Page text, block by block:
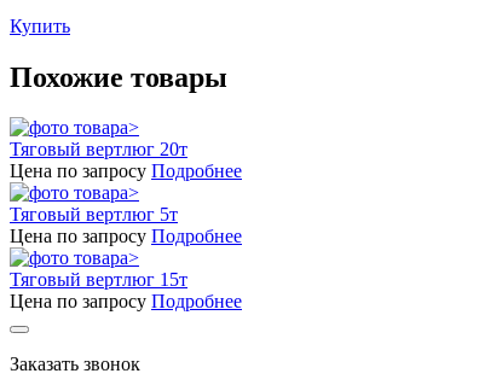
Купить
Похожие товары
Тяговый вертлюг 20т
Цена по запросу Подробнее
Тяговый вертлюг 5т
Цена по запросу Подробнее
Тяговый вертлюг 15т
Цена по запросу Подробнее
Заказать звонок